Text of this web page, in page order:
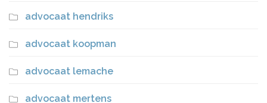
advocaat hendriks
advocaat koopman
advocaat lemache
advocaat mertens